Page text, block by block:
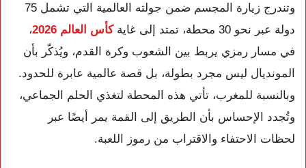
وتندرج زيارة المجسم ضمن جولته العالمية التي تشمل 75
دولة عبر نحو 30 محطة، تمتد إلى غاية
كأس العالم 2026
،
في مسار رمزي يربط بين الشعوب وكرة القدم، ويُذكّر بأن
المونديال ليس مجرد بطولة، بل قصة عالمية عابرة للحدود.
وبالنسبة للمغرب، تأتي هذه المحطة لتغذي الحلم الجماعي،
وتُجدد الإحساس بأن الطريق إلى القمة يمر أيضًا عبر
لحظات الاحتفاء والاقتراب من رموز اللعبة.